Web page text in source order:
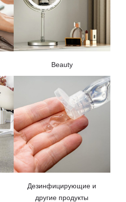
Beauty
Дезинфицирующие и
другие продукты